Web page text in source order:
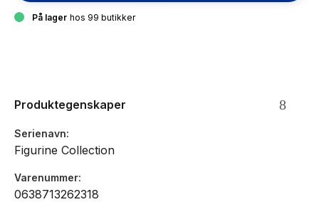
På lager hos 99 butikker
Produktegenskaper
Serienavn
Figurine Collection
Varenummer
0638713262318